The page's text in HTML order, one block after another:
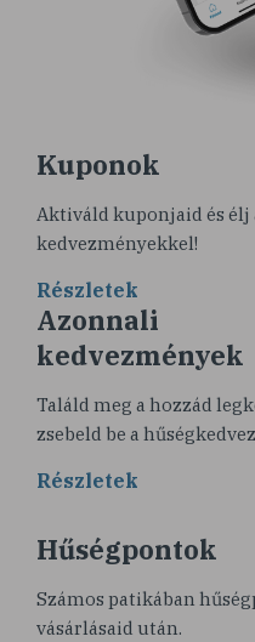
Kuponok
Aktiváld kuponjaid és
kedvezményekkel!
Részletek
Azonnali
kedvezmények
Találd meg a hozzád
zsebeld be a
Részletek
Hűségpontok
Számos patikában
vásárlásaid után.